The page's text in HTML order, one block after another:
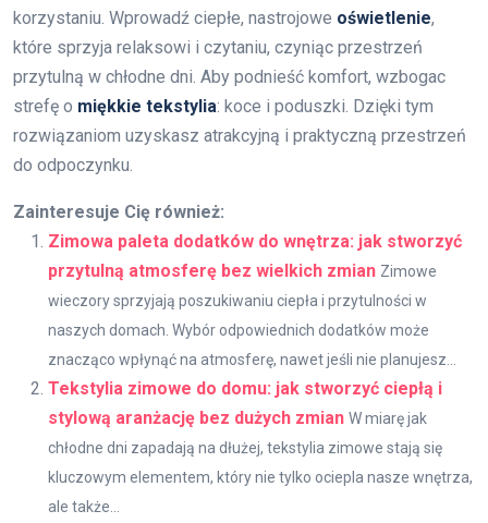
korzystaniu. Wprowadź ciepłe, nastrojowe oświetlenie,
które sprzyja relaksowi i czytaniu, czyniąc przestrzeń
przytulną w chłodne dni. Aby podnieść komfort, wzbogac
strefę o miękkie tekstylia: koce i poduszki. Dzięki tym
rozwiązaniom uzyskasz atrakcyjną i praktyczną przestrzeń
do odpoczynku.
Zainteresuje Cię również:
Zimowa paleta dodatków do wnętrza: jak stworzyć
przytulną atmosferę bez wielkich zmian Zimowe
wieczory sprzyjają poszukiwaniu ciepła i przytulności w
naszych domach. Wybór odpowiednich dodatków może
znacząco wpłynąć na atmosferę, nawet jeśli nie planujesz...
Tekstylia zimowe do domu: jak stworzyć ciepłą i
stylową aranżację bez dużych zmian W miarę jak
chłodne dni zapadają na dłużej, tekstylia zimowe stają się
kluczowym elementem, który nie tylko ociepla nasze wnętrza,
ale także...